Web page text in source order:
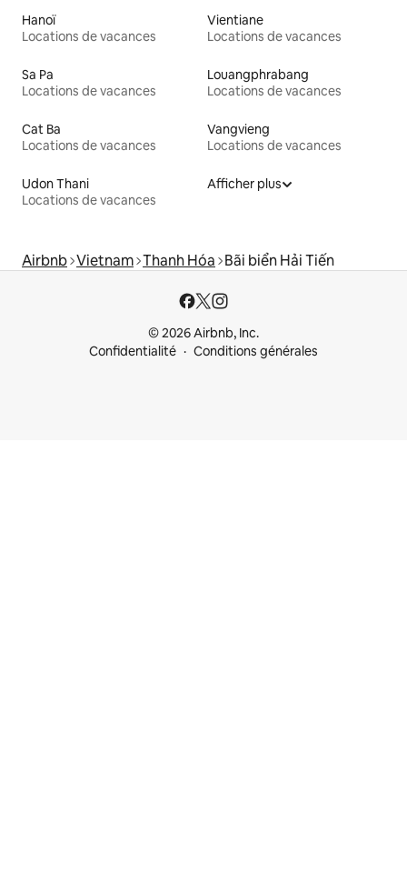
Hanoï
Locations de vacances
Vientiane
Locations de vacances
Sa Pa
Locations de vacances
Louangphrabang
Locations de vacances
Cat Ba
Locations de vacances
Vangvieng
Locations de vacances
Udon Thani
Locations de vacances
Afficher plus
Airbnb Vietnam Thanh Hóa Bãi biển Hải Tiến
© 2026 Airbnb, Inc.
Confidentialité
Conditions générales